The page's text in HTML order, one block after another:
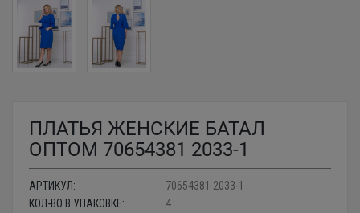
ПЛАТЬЯ ЖЕНСКИЕ БАТАЛ
ОПТОМ 70654381 2033-1
АРТИКУЛ:
70654381 2033-1
КОЛ-ВО В УПАКОВКЕ:
4